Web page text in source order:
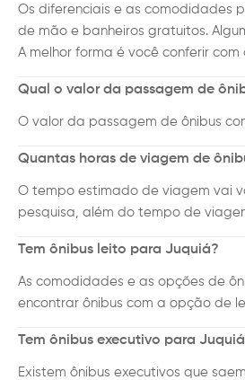
Os diferenciais e as comodidades
de mão e banheiros gratuitos.
A melhor forma é você conferir
Qual o valor da passagem de
O valor da passagem de ônibus
Quantas horas de viagem de
O tempo estimado de viagem vai
pesquisa, além do tempo de
Tem ônibus leito para Juquiá?
As comodidades e as opções de
encontrar ônibus com a opção de
Tem ônibus executivo para
Existem ônibus executivos que